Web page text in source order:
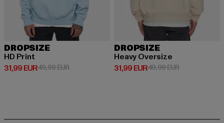
DROPSIZE
HD Print
31,99 EUR
Prix courant: 31,99 EUR
49,99 EURPrix en promotion: 49,99 EUR
DROPSIZE
Heavy Oversize
31,99 EUR
Prix courant: 31,99 EUR
49,99 EURPrix en